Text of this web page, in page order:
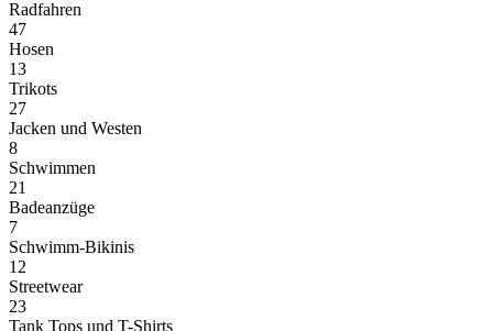
Radfahren
47
Hosen
13
Trikots
27
Jacken und Westen
8
Schwimmen
21
Badeanzüge
7
Schwimm-Bikinis
12
Streetwear
23
Tank Tops und T-Shirts